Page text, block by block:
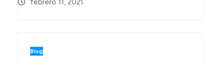
febrero 11, 2021
Blog